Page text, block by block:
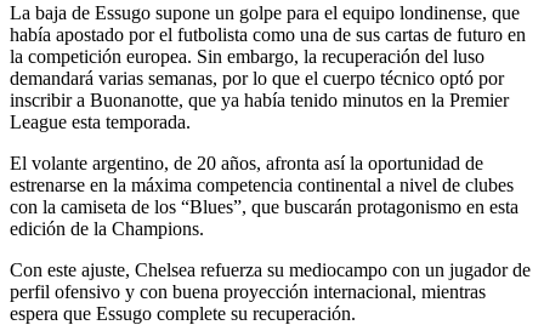
La baja de Essugo supone un golpe para el equipo londinense, que
había apostado por el futbolista como una de sus cartas de futuro en
la competición europea. Sin embargo, la recuperación del luso
demandará varias semanas, por lo que el cuerpo técnico optó por
inscribir a Buonanotte, que ya había tenido minutos en la Premier
League esta temporada.
El volante argentino, de 20 años, afronta así la oportunidad de
estrenarse en la máxima competencia continental a nivel de clubes
con la camiseta de los “Blues”, que buscarán protagonismo en esta
edición de la Champions.
Con este ajuste, Chelsea refuerza su mediocampo con un jugador de
perfil ofensivo y con buena proyección internacional, mientras
espera que Essugo complete su recuperación.